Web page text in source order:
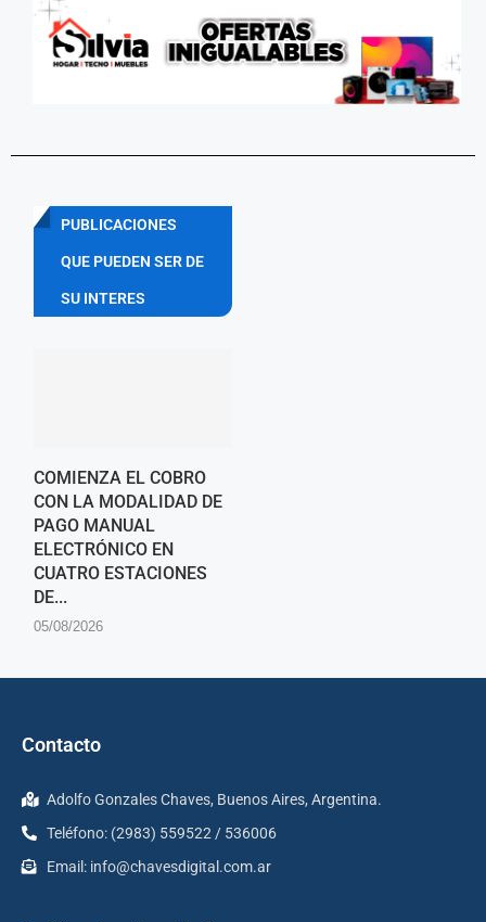
PUBLICACIONES
QUE PUEDEN SER DE
SU INTERES
COMIENZA EL COBRO
CON LA MODALIDAD DE
PAGO MANUAL
ELECTRÓNICO EN
CUATRO ESTACIONES
DE...
05/08/2026
Contacto
Adolfo Gonzales Chaves, Buenos Aires, Argentina.
Teléfono: (2983) 559522 / 536006
Email: info@chavesdigital.com.ar